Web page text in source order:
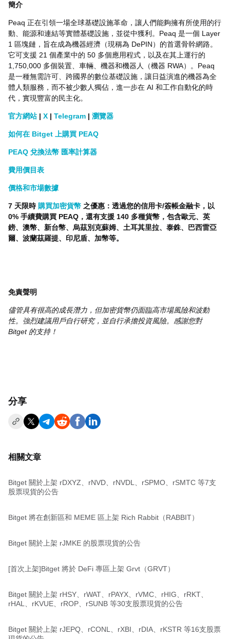
簡介
Peaq 正在引領一場全球基礎設施革命，讓人們能夠擁有所使用的行
動、能源和連結等實體基礎設施，並從中獲利。Peaq 是一個 Layer
1 區塊鏈，旨在成為機器經濟（現稱為 DePIN）的首選骨幹網路。
它可支援 21 個產業中的 50 多個應用程式，以及在其上運行的
1,750,000 多個裝置、車輛、機器和機器人（機器 RWA）。Peaq
是一種無需許可、跨國界的數位基礎設施，讓日益演進的機器為全
體人類服務，而不被少數人獨佔，進一步在 AI 和工作自動化的時
代，實現豐富的民主化。
官方網站 | X | Telegram | 瀏覽器
如何在 Bitget 上購買 PEAQ
PEAQ 兌換法幣 匯率計算器
費用價目表
價格和市場數據
7 天限時 購買加密貨幣 之優惠：透過您的信用卡/簽帳金融卡，以
0% 手續費購買 PEAQ，還有支援 140 多種貨幣，包含歐元、英
鎊、澳幣、新台幣、烏茲別克蘇姆、土耳其里拉、泰銖、巴西雷亞
爾、波蘭茲羅提、印尼盾、加幣等。
免責聲明
儘管具有很高的成長潛力，但加密貨幣仍面臨高市場風險和波動
性。強烈建議用戶自行研究，並自行承擔投資風險。感謝您對
Bitget 的支持！
分享
相關文章
Bitget 關於上架 rDXYZ、rNVD、rNVDL、rSPMO、rSMTC 等7支
股票現貨的公告
Bitget 將在創新區和 MEME 區上架 Rich Rabbit（RABBIT）
Bitget 關於上架 rJMKE 的股票現貨的公告
[首次上架]Bitget 將於 DeFi 專區上架 Grvt（GRVT）
Bitget 關於上架 rHSY、rWAT、rPAYX、rVMC、rHIG、rRKT、
rHAL、rKVUE、rROP、rSUNB 等30支股票現貨的公告
Bitget 關於上架 rJEPQ、rCONL、rXBI、rDIA、rKSTR 等16支股票